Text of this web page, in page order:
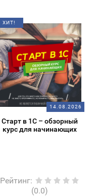
ХИТ!
14.08.2026
Старт в 1С – обзорный
курс для начинающих
Рейтинг:
(0.0)